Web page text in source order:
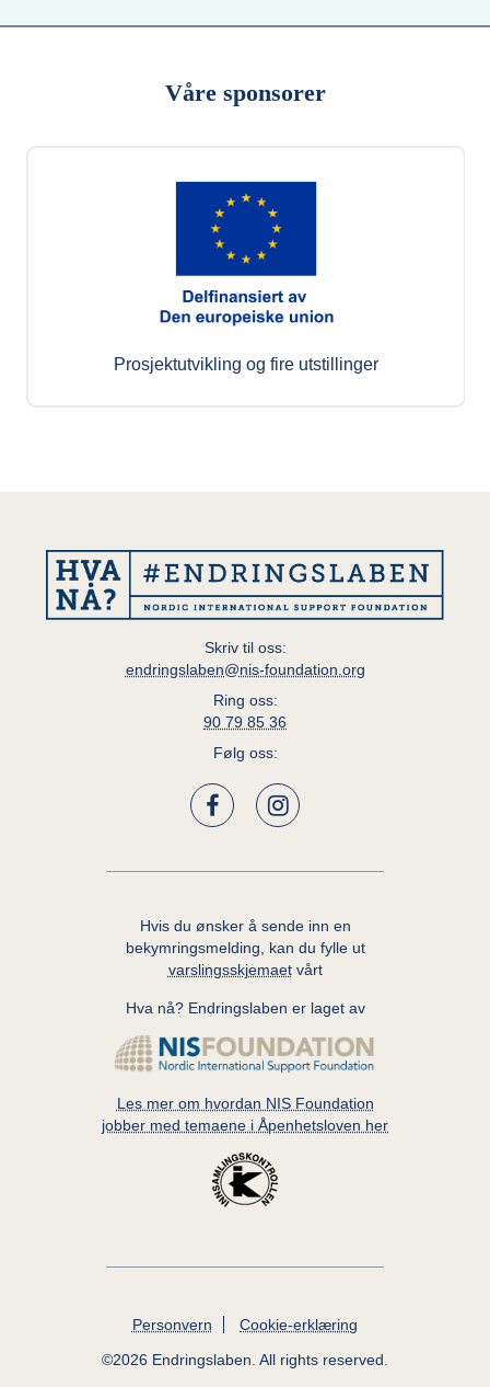
Våre sponsorer
Prosjektutvikling og fire utstillinger
Skriv til oss:
endringslaben@nis-foundation.org
Ring oss:
90 79 85 36
Følg oss:
Hvis du ønsker å sende inn en
bekymringsmelding, kan du fylle ut
varslingsskjemaetvårt
Hva nå? Endringslaben er laget av
Les mer om hvordan NIS Foundation
jobber med temaene i Åpenhetsloven her
AdditionalPersonvern
Cookie-erklæring
©2026 Endringslaben. All rights reserved.